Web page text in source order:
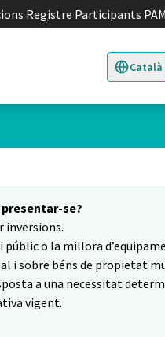
Registre Participants PAM
Català
Triar la
5
se?
inversions.
públic o la millora
i sobre béns de propietat
a una necessitat
vigent.